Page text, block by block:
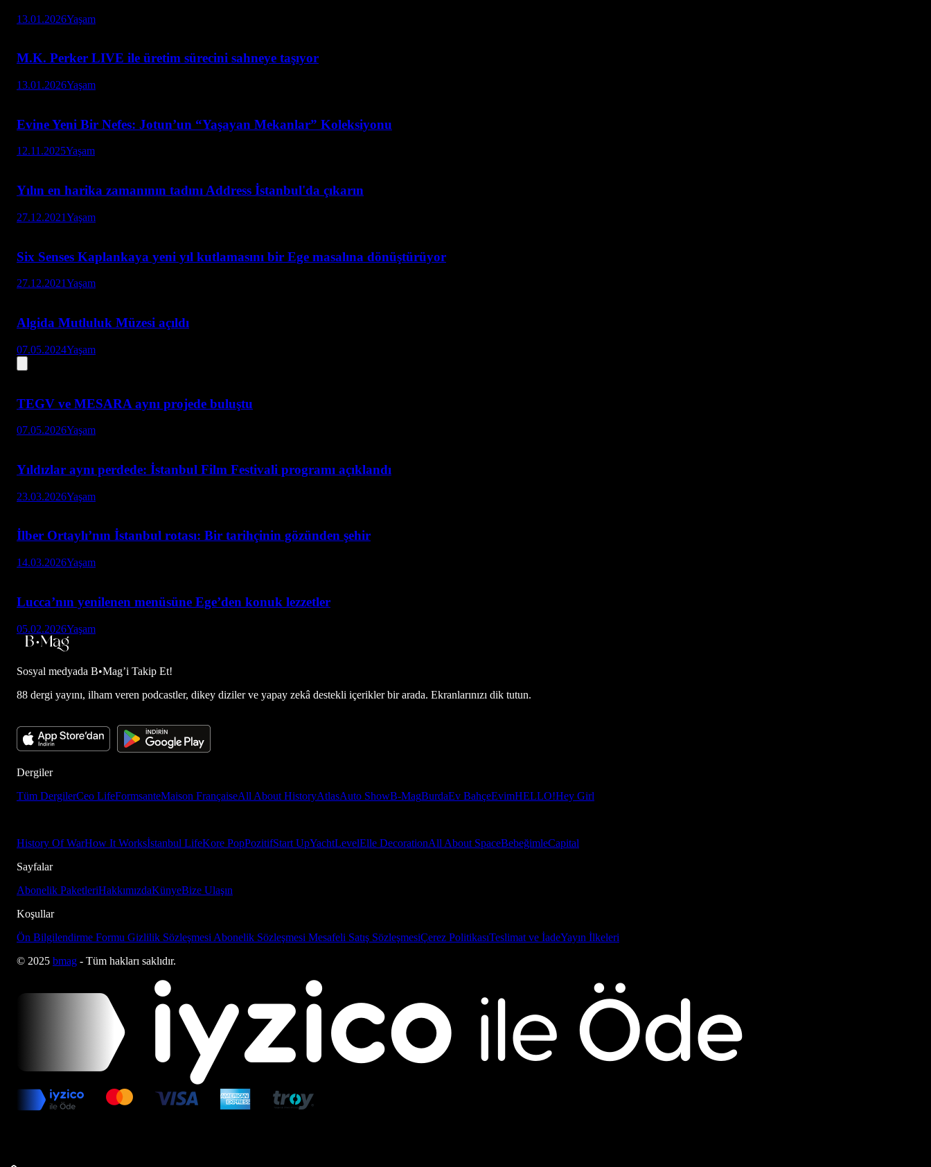
13.01.2026Yaşam
M.K. Perker LIVE ile üretim sürecini sahneye taşıyor
13.01.2026Yaşam
Evine Yeni Bir Nefes: Jotun’un “Yaşayan Mekanlar” Koleksiyonu
12.11.2025Yaşam
Yılın en harika zamanının tadını Address İstanbul'da çıkarın
27.12.2021Yaşam
Six Senses Kaplankaya yeni yıl kutlamasını bir Ege masalına dönüştürüyor
27.12.2021Yaşam
Algida Mutluluk Müzesi açıldı
07.05.2024Yaşam
TEGV ve MESARA aynı projede buluştu
07.05.2026Yaşam
Yıldızlar aynı perdede: İstanbul Film Festivali programı açıklandı
23.03.2026Yaşam
İlber Ortaylı’nın İstanbul rotası: Bir tarihçinin gözünden şehir
14.03.2026Yaşam
Lucca’nın yenilenen menüsüne Ege’den konuk lezzetler
05.02.2026Yaşam
Sosyal medyada B•Mag’i Takip Et!
88 dergi yayını, ilham veren podcastler, dikey diziler ve yapay zekâ destekli içerikler bir arada. Ekranlarınızı dik tutun.
Dergiler
Tüm DergilerCeo LifeFormsanteMaison FrançaiseAll About HistoryAtlasAuto ShowB-MagBurdaEv BahçeEvimHELLO!Hey Girl
History Of WarHow It Worksİstanbul LifeKore PopPozitifStart UpYachtLevelElle DecorationAll About SpaceBebeğimleCapital
Sayfalar
Abonelik PaketleriHakkımızdaKünyeBize Ulaşın
Koşullar
Ön Bilgilendirme Formu Gizlilik Sözleşmesi Abonelik Sözleşmesi Mesafeli Satış SözleşmesiÇerez PolitikasıTeslimat ve İadeYayın İlkeleri
© 2025 bmag - Tüm hakları saklıdır.